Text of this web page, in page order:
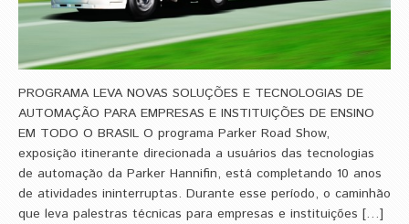
PROGRAMA LEVA NOVAS SOLUÇÕES E TECNOLOGIAS DE
AUTOMAÇÃO PARA EMPRESAS E INSTITUIÇÕES DE ENSINO
EM TODO O BRASIL O programa Parker Road Show,
exposição itinerante direcionada a usuários das tecnologias
de automação da Parker Hannifin, está completando 10 anos
de atividades ininterruptas. Durante esse período, o caminhão
que leva palestras técnicas para empresas e instituições […]